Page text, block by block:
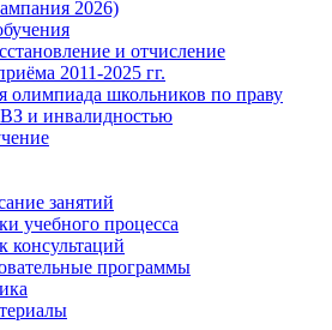
2026)
и отчисление
2011-2025 гг.
олимпиада школьников по праву
и инвалидностью
занятий
учебного процесса
консультаций
программы